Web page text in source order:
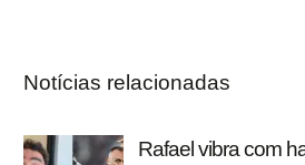
Notícias relacionadas
Rafael vibra com